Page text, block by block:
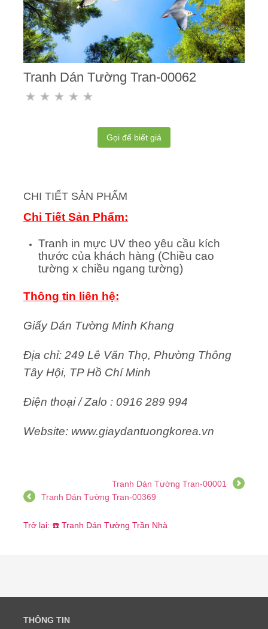
Tranh Dán Tường Tran-00062
Gọi để biết giá
CHI TIẾT SẢN PHẨM
Chi Tiết Sản Phẩm:
Tranh in mực UV theo yêu cầu kích
thước của khách hàng (Chiều cao
tường x chiều ngang tường)
Thông tin liên hệ:
Giấy Dán Tường Minh Khang
Địa chỉ: 249 Lê Văn Thọ, Phường Thông
Tây Hội, TP Hồ Chí Minh
Điện thoại / Zalo : 0916 289 994
Website: www.giaydantuongkorea.vn
Tranh Dán Tường Tran-00001
Tranh Dán Tường Tran-00369
Trở lại: ☎️ Tranh Dán Tường Trần Nhà
THÔNG TIN